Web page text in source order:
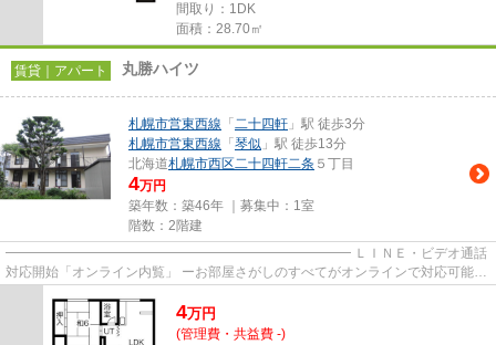
間取り：1DK
面積：28.70㎡
賃貸｜アパート 丸勝ハイツ
札幌市営東西線 「 二十四軒 」駅 徒歩3分
札幌市営東西線 「 琴似 」駅 徒歩13分
北海道札幌市西区二十四軒二条 ５丁目
4万円
築年数：築46年 ｜募集中： 1室
階数：2階建
━━━━━━━━━━━━━━━━━━━━━━━━━━ ＬＩＮＥ・ビデオ通話
対応開始「オンライン内覧」 ーお部屋さがしのすべてがオンラインで対応可能ー
4万円
(管理費・共益費 -)